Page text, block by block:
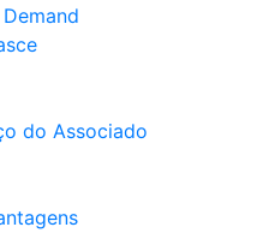
Demand
do Associado